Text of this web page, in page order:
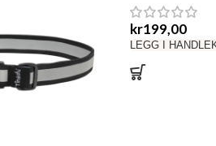
kr199,00
LEGG I